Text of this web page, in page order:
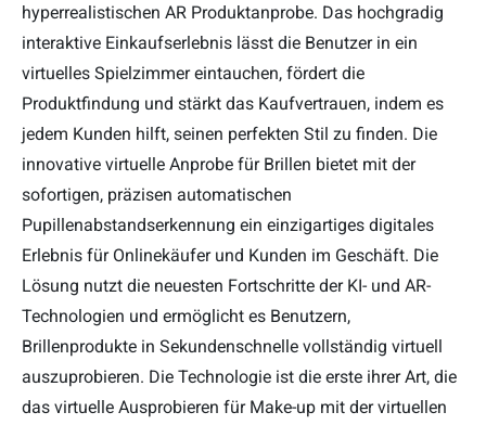
hyperrealistischen AR Produktanprobe. Das hochgradig
interaktive Einkaufserlebnis lässt die Benutzer in ein
virtuelles Spielzimmer eintauchen, fördert die
Produktfindung und stärkt das Kaufvertrauen, indem es
jedem Kunden hilft, seinen perfekten Stil zu finden. Die
innovative virtuelle Anprobe für Brillen bietet mit der
sofortigen, präzisen automatischen
Pupillenabstandserkennung ein einzigartiges digitales
Erlebnis für Onlinekäufer und Kunden im Geschäft. Die
Lösung nutzt die neuesten Fortschritte der KI- und AR-
Technologien und ermöglicht es Benutzern,
Brillenprodukte in Sekundenschnelle vollständig virtuell
auszuprobieren. Die Technologie ist die erste ihrer Art, die
das virtuelle Ausprobieren für Make-up mit der virtuellen